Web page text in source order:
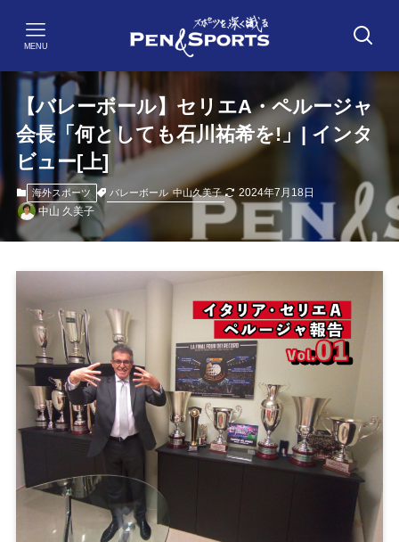
MENU
【バレーボール】セリエA・ペルージャ
会長「何としても石川祐希を!」| インタ
ビュー[上]
海外スポーツ バレーボール 中山久美子
2024年7月18日
中山 久美子